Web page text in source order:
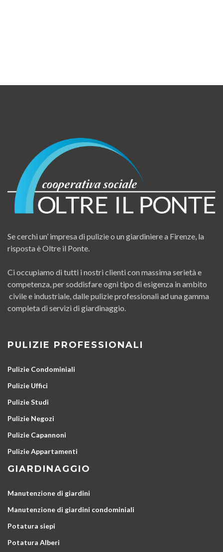
Se cerchi un’ impresa di pulizie o un giardiniere a Firenze, la
risposta è Oltre il Ponte.
Ci occupiamo di tutti i nostri clienti con massima serietà e
competenza, per soddisfare ogni tipo di esigenza in ambito
civile e industriale, dalle pulizie professionali ad una gamma
completa di servizi di giardinaggio.
PULIZIE PROFESSIONALI
Pulizie Condominiali
Pulizie Uffici
Pulizie Studi
Pulizie Negozi
Pulizie Capannoni
Pulizie Appartamenti
GIARDINAGGIO
Manutenzione di giardini
Manutenzione di giardini condominiali
Potatura siepi
Potatura Alberi